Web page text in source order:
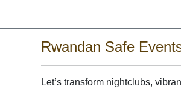
Rwandan Safe
Let’s transform nightclubs,